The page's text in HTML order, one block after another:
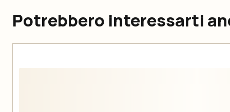
Potrebbero interessarti